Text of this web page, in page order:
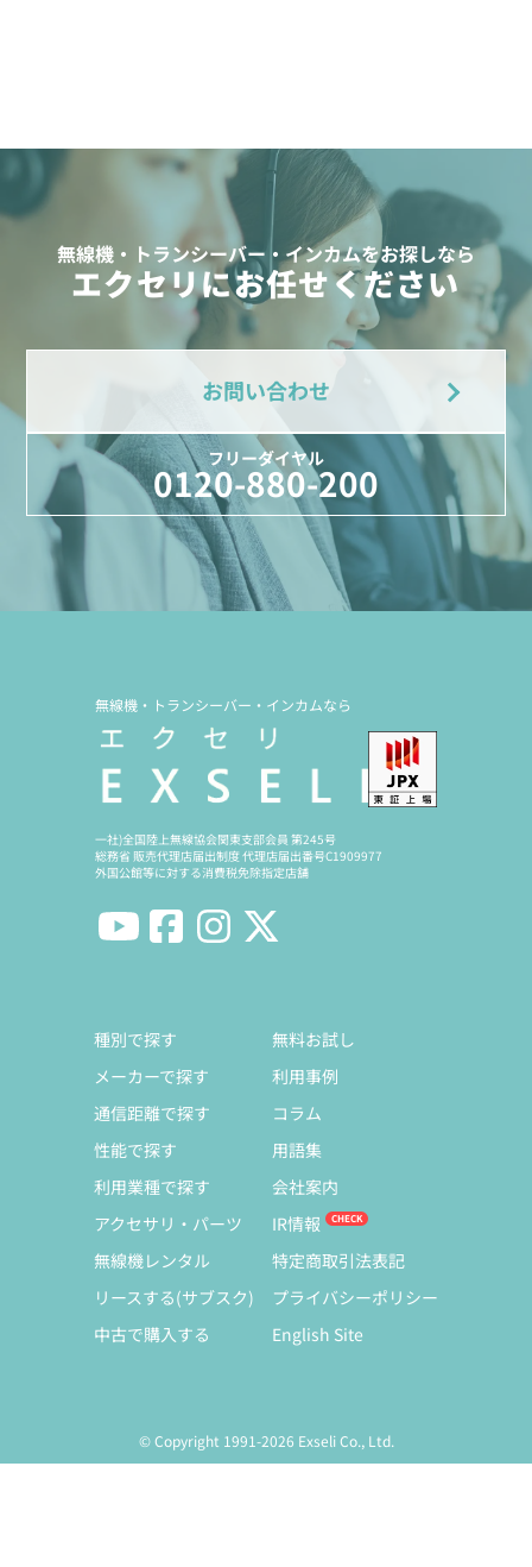
無線機・トランシーバー・インカムをお探しなら
エクセリにお任せください
お問い合わせ
フリーダイヤル
0120-880-200
無線機・トランシーバー・インカムなら
一社)全国陸上無線協会関東支部会員 第245号
総務省 販売代理店届出制度 代理店届出番号C1909977
外国公館等に対する消費税免除指定店舗
種別で探す
メーカーで探す
通信距離で探す
性能で探す
利用業種で探す
アクセサリ・パーツ
無線機レンタル
リースする(サブスク)
中古で購入する
無料お試し
利用事例
コラム
用語集
会社案内
IR情報
特定商取引法表記
プライバシーポリシー
English Site
© Copyright 1991-2026 Exseli Co., Ltd.